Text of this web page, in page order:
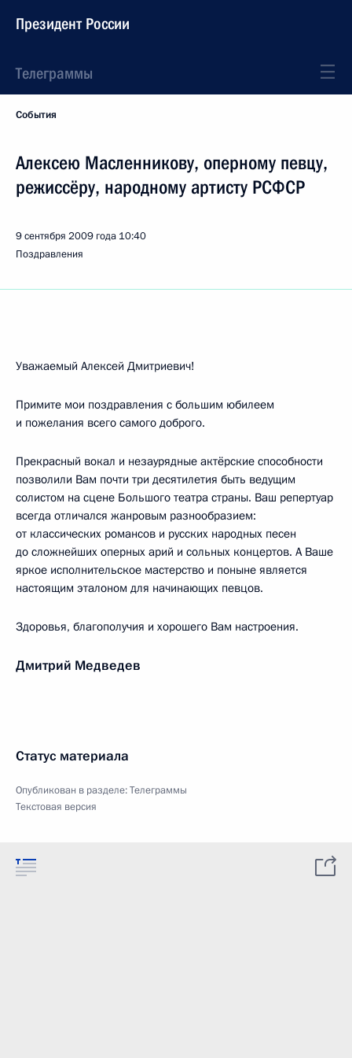
Президент России
Телеграммы
События
Алексею Масленникову, оперному певцу,
режиссёру, народному артисту РСФСР
9 сентября 2009 года 10:40
Поздравления
Уважаемый Алексей Дмитриевич!
Примите мои поздравления с большим юбилеем
и пожелания всего самого доброго.
Прекрасный вокал и незаурядные актёрские способности
позволили Вам почти три десятилетия быть ведущим
солистом на сцене Большого театра страны. Ваш репертуар
всегда отличался жанровым разнообразием:
от классических романсов и русских народных песен
до сложнейших оперных арий и сольных концертов. А Ваше
яркое исполнительское мастерство и поныне является
настоящим эталоном для начинающих певцов.
Здоровья, благополучия и хорошего Вам настроения.
Дмитрий Медведев
Статус материала
Опубликован в разделе:Телеграммы
Текстовая версия